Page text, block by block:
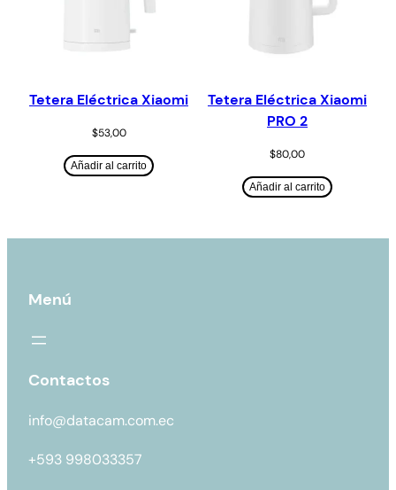
Tetera Eléctrica Xiaomi
$53,00
Añadir al carrito
Tetera Eléctrica Xiaomi
PRO 2
$80,00
Añadir al carrito
Menú
Contactos
info@datacam.com.ec
+593 998033357